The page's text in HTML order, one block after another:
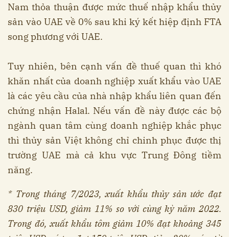
Nam thỏa thuận được mức thuế nhập khẩu thủy
sản vào UAE về 0% sau khi ký kết hiệp định FTA
song phương với UAE.
Tuy nhiên, bên cạnh vấn đề thuế quan thì khó
khăn nhất của doanh nghiệp xuất khẩu vào UAE
là các yêu cầu của nhà nhập khẩu liên quan đến
chứng nhận Halal. Nếu vấn đề này được các bộ
ngành quan tâm cùng doanh nghiệp khắc phục
thì thủy sản Việt không chỉ chinh phục được thị
trường UAE mà cả khu vực Trung Đông tiềm
năng.
* Trong tháng 7/2023, xuất khẩu thủy sản ước đạt
830 triệu USD, giảm 11% so với cùng kỳ năm 2022.
Trong đó, xuất khẩu tôm giảm 10% đạt khoảng 345